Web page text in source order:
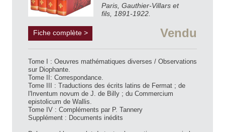
Paris, Gauthier-Villars et
fils, 1891-1922.
Fiche complète > Vendu
Tome I : Oeuvres mathématiques diverses / Observations
sur Diophante.
Tome II: Correspondance.
Tome III : Traductions des écrits latins de Fermat ; de
l'Inventum novum de J. de Billy ; du Commercium
epistolicum de Wallis.
Tome IV : Compléments par P. Tannery
Supplément : Documents inédits